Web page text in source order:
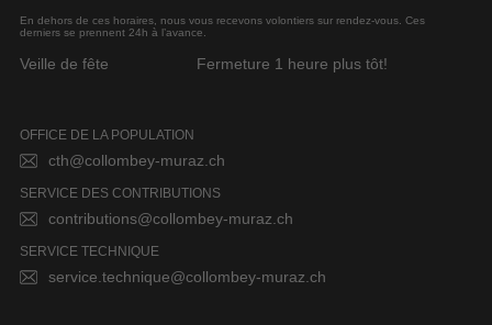
En dehors de ces horaires, nous vous recevons volontiers sur rendez-vous. Ces
derniers se prennent 24h à l’avance.
Veille de fête Fermeture 1 heure plus tôt!
OFFICE DE LA POPULATION
cth@collombey-muraz.ch
SERVICE DES CONTRIBUTIONS
contributions@collombey-muraz.ch
SERVICE TECHNIQUE
service.technique@collombey-muraz.ch